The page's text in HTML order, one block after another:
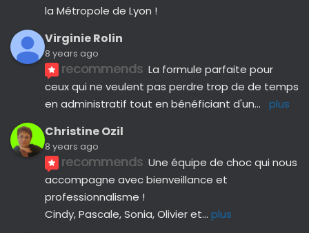
la Métropole de Lyon !
Virginie Rolin
8 years ago
recommends La formule parfaite pour
ceux qui ne veulent pas perdre trop de de temps
en administratif tout en bénéficiant d'un... plus
Christine Ozil
8 years ago
recommends Une équipe de choc qui nous
accompagne avec bienveillance et
professionnalisme !
Cindy, Pascale, Sonia, Olivier et... plus